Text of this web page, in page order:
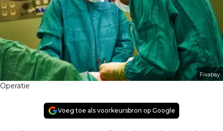
Fixabay
Operatie
Voeg toe als voorkeursbron op Google